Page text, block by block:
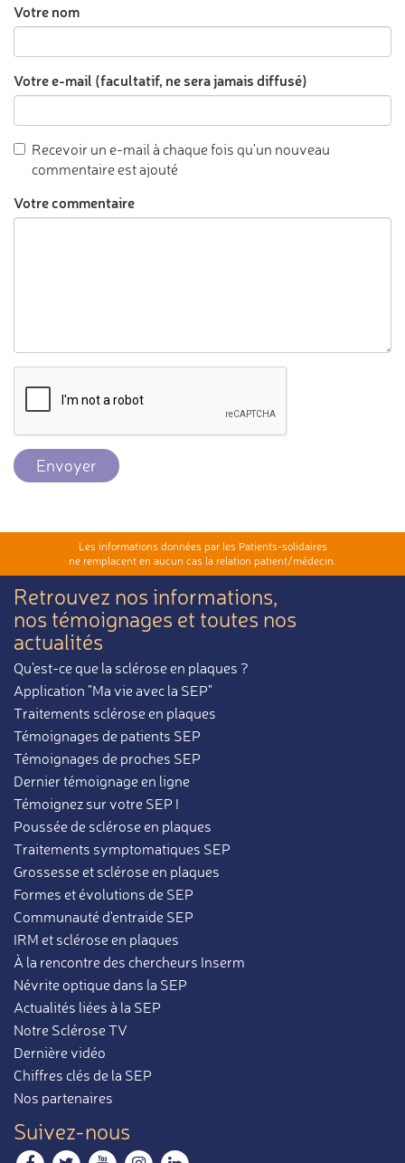
Votre nom
Votre e-mail (facultatif, ne sera jamais diffusé)
Recevoir un e-mail à chaque fois qu'un nouveau
commentaire est ajouté
Votre commentaire
Envoyer
Les informations données par les Patients-solidaires
ne remplacent en aucun cas la relation patient/médecin.
Retrouvez nos informations,
nos témoignages et toutes nos
actualités
Qu'est-ce que la sclérose en plaques ?
Application "Ma vie avec la SEP"
Traitements sclérose en plaques
Témoignages de patients SEP
Témoignages de proches SEP
Dernier témoignage en ligne
Témoignez sur votre SEP !
Poussée de sclérose en plaques
Traitements symptomatiques SEP
Grossesse et sclérose en plaques
Formes et évolutions de SEP
Communauté d'entraide SEP
IRM et sclérose en plaques
À la rencontre des chercheurs Inserm
Névrite optique dans la SEP
Actualités liées à la SEP
Notre Sclérose TV
Dernière vidéo
Chiffres clés de la SEP
Nos partenaires
Suivez-nous